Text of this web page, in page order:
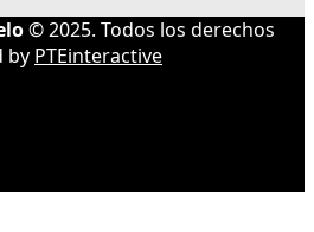
© 2025. Todos los derechos
by PTEinteractive